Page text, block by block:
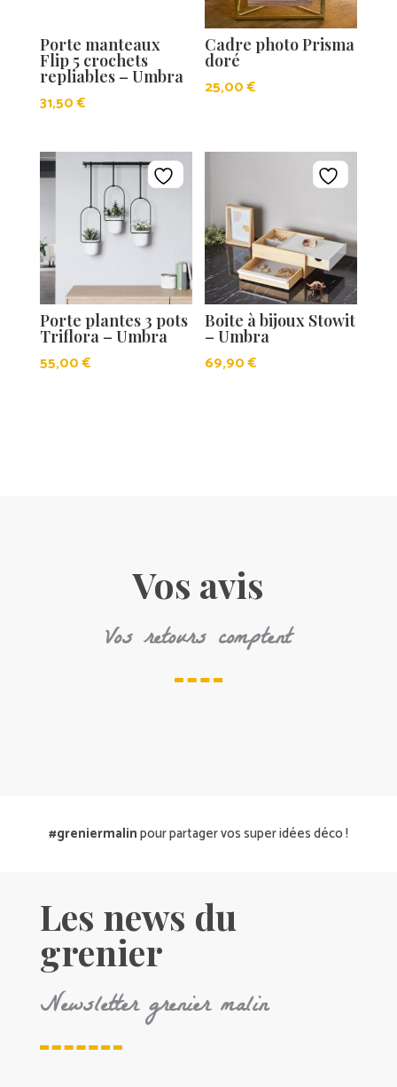
Porte manteaux
Flip 5 crochets
repliables – Umbra
31,50€
Cadre photo Prisma
doré
25,00€
Porte plantes 3 pots
Triflora – Umbra
55,00€
Boite à bijoux Stowit
– Umbra
69,90€
Vos avis
Vos retours comptent
#greniermalinpour partager vos super idées déco !
Les news du
grenier
Newsletter grenier malin